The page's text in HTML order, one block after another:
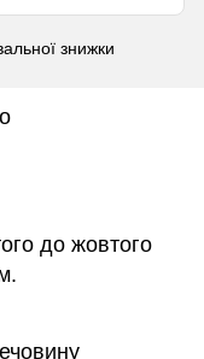
знижки
до жовтого